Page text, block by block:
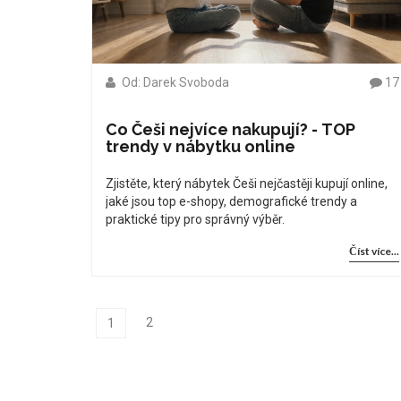
Od: Darek Svoboda 17
Co Češi nejvíce nakupují? - TOP
trendy v nábytku online
Zjistěte, který nábytek Češi nejčastěji kupují online,
jaké jsou top e-shopy, demografické trendy a
praktické tipy pro správný výběr.
Číst více...
1 2